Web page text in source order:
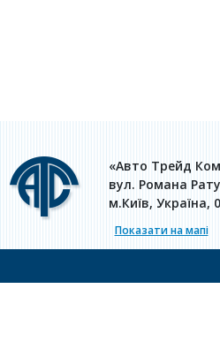
«Авто Трейд
вул. Романа
м.Київ, Україна,
Показати на мапі